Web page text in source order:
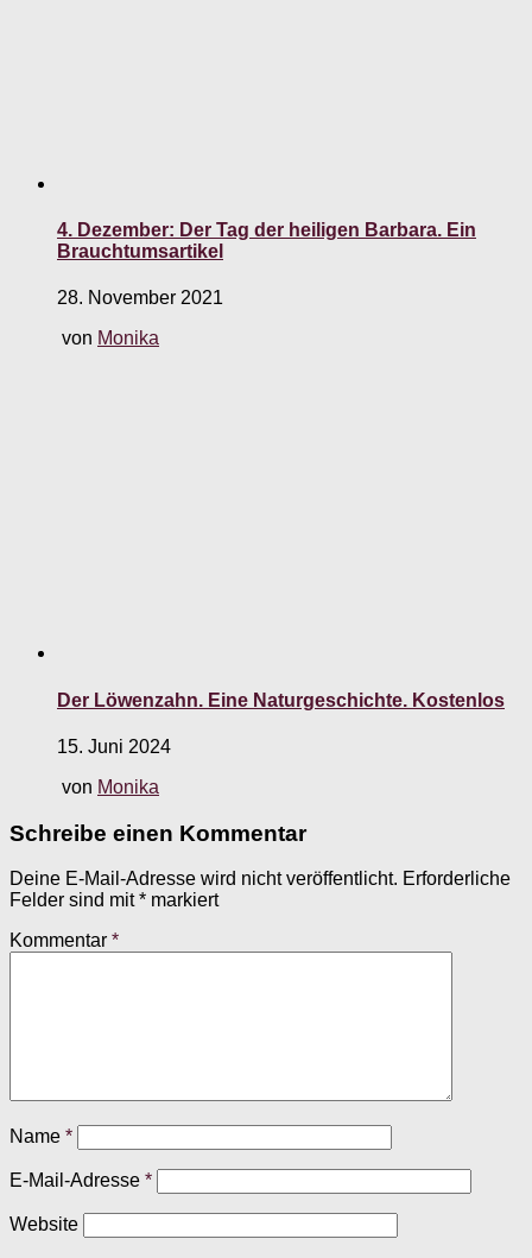
4. Dezember: Der Tag der heiligen Barbara. Ein
Brauchtumsartikel
28. November 2021
von Monika
Der Löwenzahn. Eine Naturgeschichte. Kostenlos
15. Juni 2024
von Monika
Schreibe einen Kommentar
Deine E-Mail-Adresse wird nicht veröffentlicht. Erforderliche
Felder sind mit* markiert
Kommentar *
Name *
E-Mail-Adresse *
Website